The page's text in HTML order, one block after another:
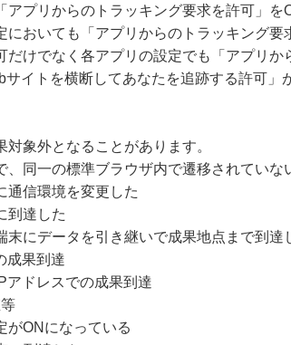
プリからのトラッキング要求を許可」を
においても「アプリからのトラッキング
だけでなく各アプリの設定でも「アプリ
イトを横断してあなたを追跡する許可
象外となることがあります。
、同一の標準ブラウザ内で遷移されていな
通信環境を変更した
到達した
末にデータを引き継いで成果地点まで到達
成果到達
アドレスでの成果到達
がONになっている